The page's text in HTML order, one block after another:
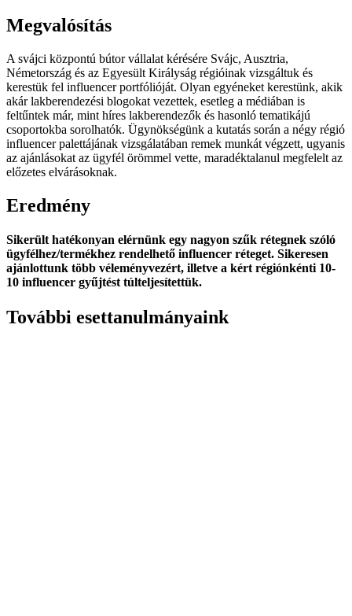
Megvalósítás
A svájci központú bútor vállalat kérésére Svájc, Ausztria,
Németország és az Egyesült Királyság régióinak vizsgáltuk és
kerestük fel influencer portfólióját. Olyan egyéneket kerestünk, akik
akár lakberendezési blogokat vezettek, esetleg a médiában is
feltűntek már, mint híres lakberendezők és hasonló tematikájú
csoportokba sorolhatók. Ügynökségünk a kutatás során a négy régió
influencer palettájának vizsgálatában remek munkát végzett, ugyanis
az ajánlásokat az ügyfél örömmel vette, maradéktalanul megfelelt az
előzetes elvárásoknak.
Eredmény
Sikerült hatékonyan elérnünk egy nagyon szűk rétegnek szóló
ügyfélhez/termékhez rendelhető influencer réteget. Sikeresen
ajánlottunk több véleményvezért, illetve a kért régiónkénti 10-
10 influencer gyűjtést túlteljesítettük.
További esettanulmányaink